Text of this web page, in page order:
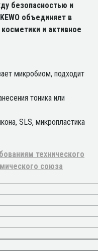
безопасностью и
объединяет в
и активное
микробиом, подходит
тоника или
SLS, микропластика
технического
союза